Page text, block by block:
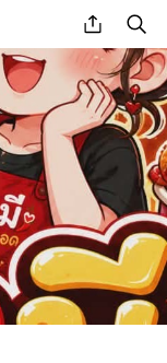
share